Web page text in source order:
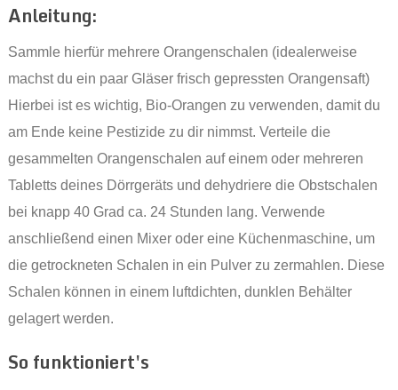
Anleitung:
Sammle hierfür mehrere Orangenschalen (idealerweise
machst du ein paar Gläser frisch gepressten Orangensaft)
Hierbei ist es wichtig, Bio-Orangen zu verwenden, damit du
am Ende keine Pestizide zu dir nimmst. Verteile die
gesammelten Orangenschalen auf einem oder mehreren
Tabletts deines Dörrgeräts und dehydriere die Obstschalen
bei knapp 40 Grad ca. 24 Stunden lang. Verwende
anschließend einen Mixer oder eine Küchenmaschine, um
die getrockneten Schalen in ein Pulver zu zermahlen. Diese
Schalen können in einem luftdichten, dunklen Behälter
gelagert werden.
So funktioniert's